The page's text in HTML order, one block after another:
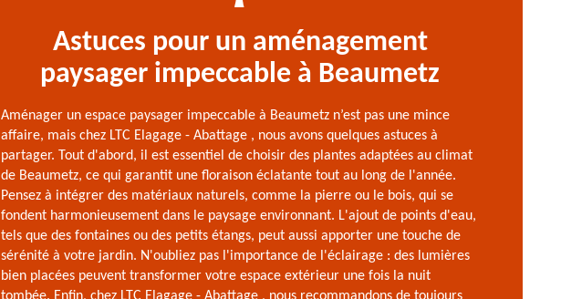
Astuces pour un aménagement
paysager impeccable à Beaumetz
Aménager un espace paysager impeccable à Beaumetz n’est pas une mince
affaire, mais chez LTC Elagage - Abattage , nous avons quelques astuces à
partager. Tout d'abord, il est essentiel de choisir des plantes adaptées au climat
de Beaumetz, ce qui garantit une floraison éclatante tout au long de l'année.
Pensez à intégrer des matériaux naturels, comme la pierre ou le bois, qui se
fondent harmonieusement dans le paysage environnant. L'ajout de points d'eau,
tels que des fontaines ou des petits étangs, peut aussi apporter une touche de
sérénité à votre jardin. N'oubliez pas l'importance de l'éclairage : des lumières
bien placées peuvent transformer votre espace extérieur une fois la nuit